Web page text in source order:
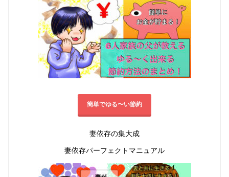
簡単でゆる〜い節約
妻依存の集大成
妻依存パーフェクトマニュアル